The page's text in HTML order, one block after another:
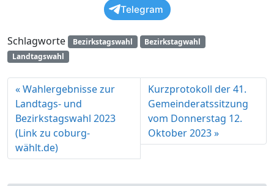
Telegram
Schlagworte Bezirkstagswahl
Bezirkstagwahl
Landtagswahl
Wahlergebnisse zur
Landtags- und
Bezirkstagswahl 2023
(Link zu coburg-
wählt.de)
Kurzprotokoll der 41.
Gemeinderatssitzung
vom Donnerstag 12.
Oktober 2023